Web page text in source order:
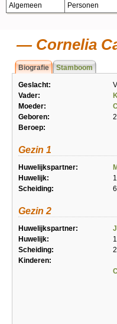
Algemeen Personen
Cornelia
Biografie Stamboom
Geslacht:
Vader:
Moeder:
Geboren:
Beroep:
Gezin 1
Huwelijkspartner:
Huwelijk:
Scheiding:
Gezin 2
Huwelijkspartner:
Huwelijk:
Scheiding:
Kinderen: